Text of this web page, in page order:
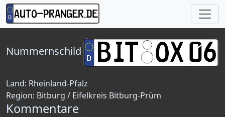
Nummernschild
Land: Rheinland-Pfalz
Region: Bitburg / Eifelkreis Bitburg-Prüm
Kommentare